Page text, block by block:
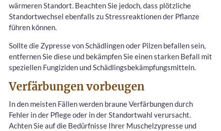
wärmeren Standort. Beachten Sie jedoch, dass plötzliche
Standortwechsel ebenfalls zu Stressreaktionen der Pflanze
führen können.
Sollte die Zypresse von Schädlingen oder Pilzen befallen sein,
entfernen Sie diese und bekämpfen Sie einen starken Befall mit
speziellen Fungiziden und Schädlingsbekämpfungsmitteln.
Verfärbungen vorbeugen
In den meisten Fällen werden braune Verfärbungen durch
Fehler in der Pflege oder in der Standortwahl verursacht.
Achten Sie auf die Bedürfnisse Ihrer Muschelzypresse und